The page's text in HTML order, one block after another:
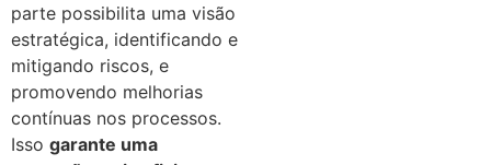
parte possibilita uma visão
estratégica, identificando e
mitigando riscos, e
promovendo melhorias
contínuas nos processos.
Isso garante uma